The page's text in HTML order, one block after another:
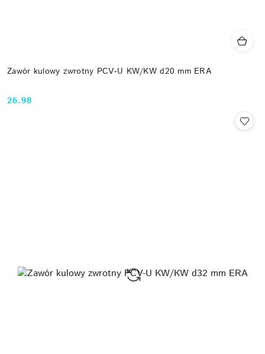
Zawór kulowy zwrotny PCV-U KW/KW d20 mm ERA
Cena:
26.98